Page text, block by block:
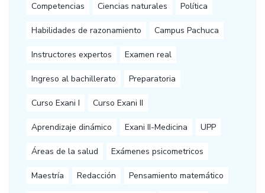
Competencias Ciencias naturales Política
Habilidades de razonamiento Campus Pachuca
Instructores expertos Examen real
Ingreso al bachillerato Preparatoria
Curso Exani I Curso Exani II
Aprendizaje dinámico Exani II-Medicina UPP
Áreas de la salud Exámenes psicometricos
Maestría Redacción Pensamiento matemático